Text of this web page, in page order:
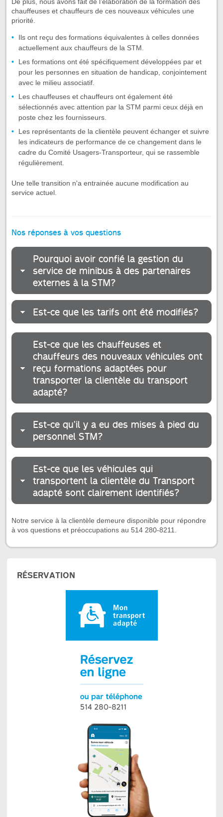
De plus, nous avons fait de l’élaboration de la formation des
chauffeuses et chauffeurs de ces nouveaux véhicules une
priorité.
Ils ont reçu des formations équivalentes à celles données
actuellement aux chauffeurs de la STM.
Les formations ont été spécifiquement développées par et
pour les personnes en situation de handicap, conjointement
avec le milieu associatif.
Les chauffeuses et chauffeurs ont également été
sélectionnés avec attention par la STM parmi ceux déjà en
poste chez les fournisseurs.
Les représentants de la clientèle peuvent échanger et suivre
les indicateurs de performance de ce changement dans le
cadre du Comité Usagers-Transporteur, qui se rassemble
régulièrement.
Une telle transition n'a entrainée aucune modification au
service actuel.
Nos réponses à vos questions
Pourquoi avoir confié la gestion du
service de minibus à des partenaires
externes à la STM?
Est-ce que les tarifs ont été modifiés?
Est-ce que les chauffeuses et
chauffeurs des nouveaux véhicules ont
reçu formations adaptées pour
transporter la clientèle du transport
adapté?
Est-ce qu’il y a eu des mises à pied du
personnel STM?
Est-ce que les véhicules qui
transportent la clientèle du Transport
adapté sont clairement identifiés?
Notre service à la clientèle demeure disponible pour répondre
à vos questions et préoccupations au 514 280-8211.
RÉSERVATION